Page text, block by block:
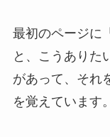
最初のページに
と、こうありた
があって、それ
を覚えています。